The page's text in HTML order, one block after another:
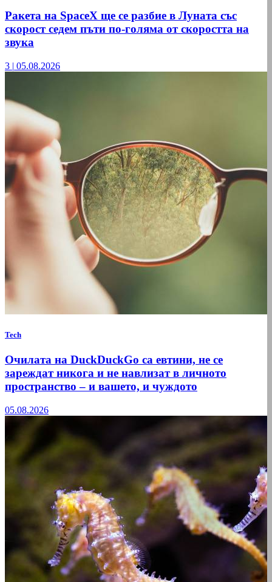
Ракета на SpaceX ще се разбие в Луната със
скорост седем пъти по-голяма от скоростта на
звука
3 | 05.08.2026
Tech
Очилата на DuckDuckGo са евтини, не се
зареждат никога и не навлизат в личното
пространство – и вашето, и чуждото
05.08.2026